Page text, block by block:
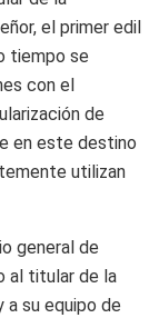
el primer edil
tiempo se
con el
de
en este destino
utilizan
general de
al titular de la
a su equipo de